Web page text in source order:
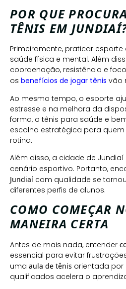
POR QUE
TÊNIS EM
Primeiramente, praticar
saúde física e mental. Além
coordenação, resistência e
os benefícios de jogar tênis vão
Ao mesmo tempo, o esporte
estresse e na melhora da
forma, o tênis para saúde e
escolha estratégica para
rotina.
Além disso, a cidade de
cenário esportivo. Portanto,
Jundiaí com qualidade se
diferentes perfis de alunos.
COMO COMEÇAR
MANEIRA CERTA
Antes de mais nada, entender
essencial para evitar
uma aula de tênis orientada por
qualificados acelera o